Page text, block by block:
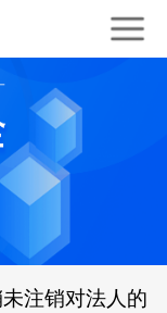
注销对法人的